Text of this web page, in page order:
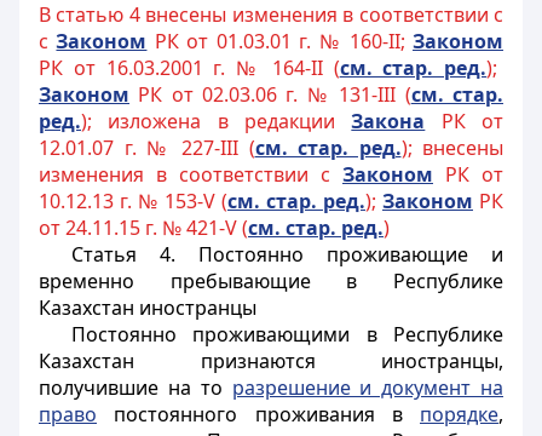
В статью 4 внесены изменения в соответствии с
сЗаконом РК от 01.03.01 г. № 160-II;Законом
РК от 16.03.2001 г. № 164-II (см. стар. ред.);
Законом РК от 02.03.06 г. № 131-III (см. стар.
ред.); изложена в редакцииЗакона РК от
12.01.07 г. № 227-III (см. стар. ред.); внесены
изменения в соответствии с Законом РК от
10.12.13 г. № 153-V (см. стар. ред.); Законом РК
от 24.11.15 г. № 421-V (см. стар. ред.)
Статья 4. Постоянно проживающие и
временно пребывающие в Республике
Казахстан иностранцы
Постоянно проживающими в Республике
Казахстан признаются иностранцы,
получившие на то разрешение и документ на
право постоянного проживания в порядке,